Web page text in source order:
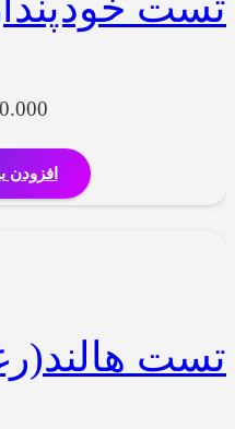
افزودن
تست